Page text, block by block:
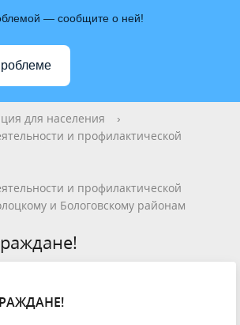
— сообщите о ней!
для населения
›
и профилактической
и профилактической
и Бологовскому районам